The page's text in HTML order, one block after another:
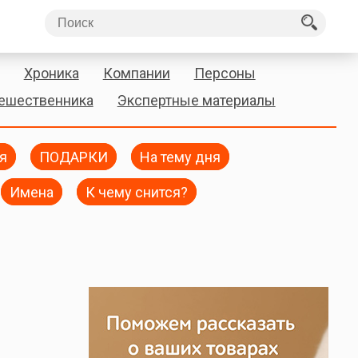
Хроника Компании
Персоны
Экспертные материалы
ПОДАРКИ На тему дня
Имена К чему снится?